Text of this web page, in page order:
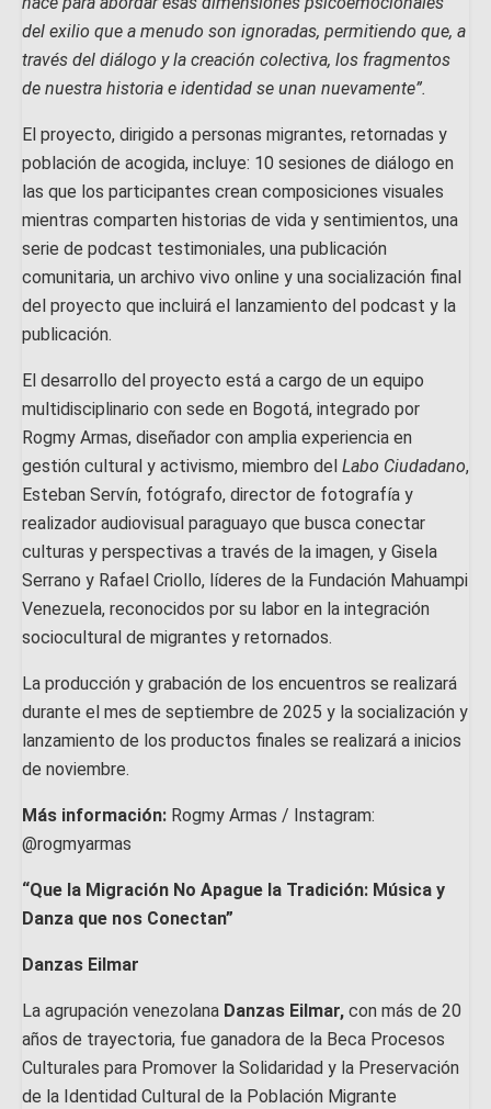
del exilio que a menudo son ignoradas, permitiendo que, a
través del diálogo y la creación colectiva, los fragmentos
de nuestra historia e identidad se unan nuevamente”.
El proyecto, dirigido a personas migrantes, retornadas y
población de acogida, incluye: 10 sesiones de diálogo en
las que los participantes crean composiciones visuales
mientras comparten historias de vida y sentimientos, una
serie de podcast testimoniales, una publicación
comunitaria, un archivo vivo online y una socialización final
del proyecto que incluirá el lanzamiento del podcast y la
publicación.
El desarrollo del proyecto está a cargo de un equipo
multidisciplinario con sede en Bogotá, integrado por
Rogmy Armas, diseñador con amplia experiencia en
gestión cultural y activismo, miembro del Labo Ciudadano,
Esteban Servín, fotógrafo, director de fotografía y
realizador audiovisual paraguayo que busca conectar
culturas y perspectivas a través de la imagen, y Gisela
Serrano y Rafael Criollo, líderes de la Fundación Mahuampi
Venezuela, reconocidos por su labor en la integración
sociocultural de migrantes y retornados.
La producción y grabación de los encuentros se realizará
durante el mes de septiembre de 2025 y la socialización y
lanzamiento de los productos finales se realizará a inicios
de noviembre.
Más información: Rogmy Armas / Instagram:
@rogmyarmas
“Que la Migración No Apague la Tradición: Música y
Danza que nos Conectan”
Danzas Eilmar
La agrupación venezolana Danzas Eilmar, con más de 20
años de trayectoria, fue ganadora de la Beca Procesos
Culturales para Promover la Solidaridad y la Preservación
de la Identidad Cultural de la Población Migrante